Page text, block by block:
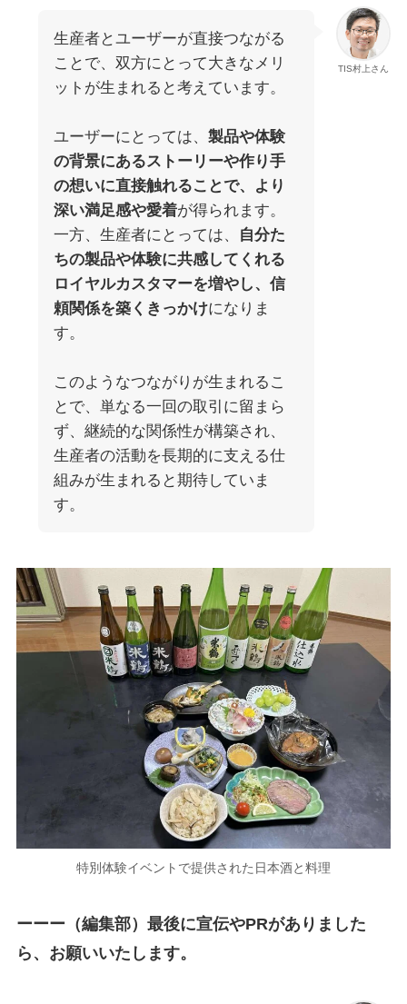
TIS村上さん
生産者とユーザーが直接つながる
ことで、双方にとって大きなメリ
ットが生まれると考えています。
ユーザーにとっては、 製品や体験
の背景にあるストーリーや作り手
の想いに直接触れることで、より
深い満足感や愛着が得られます。
一方、生産者にとっては、
自分た
ちの製品や体験に共感してくれる
ロイヤルカスタマーを増やし、信
頼関係を築くきっかけになりま
す。
このようなつながりが生まれるこ
とで、単なる一回の取引に留まら
ず、継続的な関係性が構築され、
生産者の活動を長期的に支える仕
組みが生まれると期待していま
す。
特別体験イベントで提供された日本酒と料理
ーーー（編集部）最後に宣伝やPRがありました
ら、お願いいたします。